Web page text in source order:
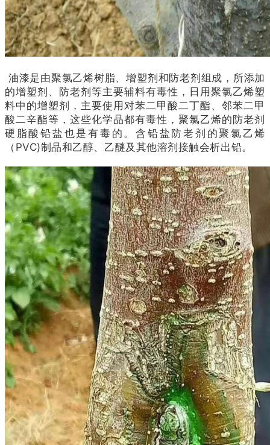
油漆是由聚氯乙烯树脂、增塑剂和防老剂组成，所添加
的增塑剂、防老剂等主要辅料有毒性，日用聚氯乙烯塑
料中的增塑剂，主要使用对苯二甲酸二丁酯、邻苯二甲
酸二辛酯等，这些化学品都有毒性，聚氯乙烯的防老剂
硬脂酸铅盐也是有毒的。含铅盐防老剂的聚氯乙烯
（PVC)制品和乙醇、乙醚及其他溶剂接触会析出铅。